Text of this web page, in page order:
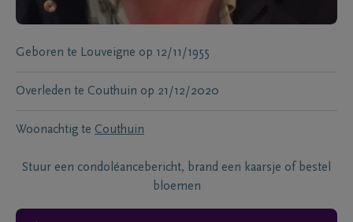
Geboren te Louveigne op 12/11/1955
Overleden te Couthuin op 21/12/2020
Woonachtig te Couthuin
Stuur een condoléancebericht, brand een kaarsje of bestel
bloemen